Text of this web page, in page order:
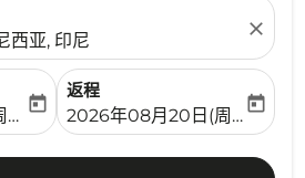
西亚, 印尼
close
date-aria-label
四)
today
返程
fc-booking-return-date-
2026年08月20日(周四)
today